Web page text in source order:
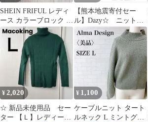
SHEIN FRIFUL レディ
ース カラーブロック ニ
ットセーター ブラック
【熊本地震寄付セー
ル】Dazy☆ ニットセ
ーター S
¥2,020
☆ 新品未使用品 セー
ター 【Ｌ】レディース
¥ 1,100
ケーブルニット タート
ルネック L ミントグリ